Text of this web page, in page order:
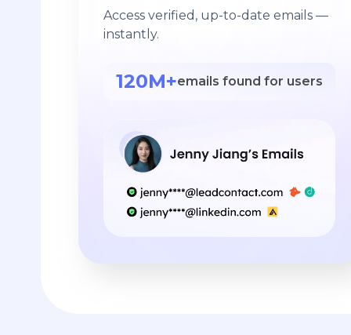
Access verified, up-to-date emails —
instantly.
120M+emails found for users